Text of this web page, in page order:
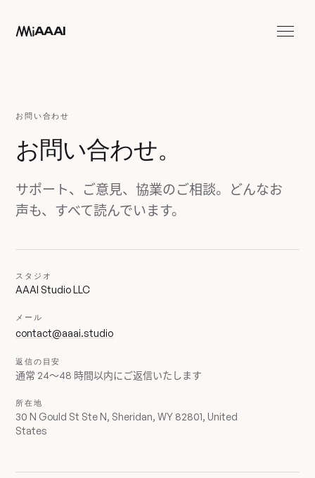
AAAI
JA
お問い合わせ
お問い合わせ。
サポート、ご意見、協業のご相談。どんなお
声も、すべて読んでいます。
スタジオ
AAAI Studio LLC
メール
contact@aaai.studio
返信の目安
通常 24〜48 時間以内にご返信いたします
所在地
30 N Gould St Ste N, Sheridan, WY 82801, United
States